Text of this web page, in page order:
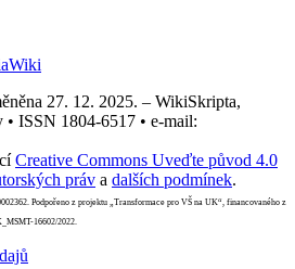
27. 12. 2025. – WikiSkripta,
ISSN 1804-6517 • e-mail:
Creative Commons Uveďte původ 4.0
práv a dalších podmínek.
Podpořeno z projektu „Transformace pro VŠ na UK“, financovaného z
16602/2022.